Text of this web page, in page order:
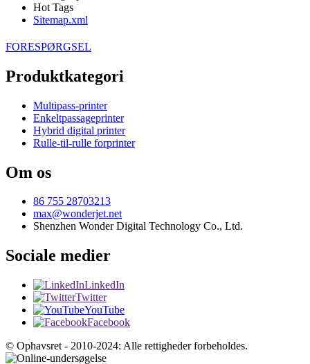
Hot Tags
Sitemap.xml
FORESPØRGSEL
Produktkategori
Multipass-printer
Enkeltpassageprinter
Hybrid digital printer
Rulle-til-rulle forprinter
Om os
86 755 28703213
max@wonderjet.net
Shenzhen Wonder Digital Technology Co., Ltd.
Sociale medier
LinkedIn
Twitter
YouTube
Facebook
© Ophavsret - 2010-2024: Alle rettigheder forbeholdes.